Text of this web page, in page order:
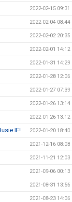
2022-02-15 09:31
2022-02-04 08:44
2022-02-02 20:35
2022-02-01 14:12
2022-01-31 14:29
2022-01-28 12:06
2022-01-27 07:39
2022-01-26 13:14
2022-01-26 13:12
IF! 2022-01-20 18:40
2021-12-16 08:08
2021-11-21 12:03
2021-09-06 00:13
2021-08-31 13:56
2021-08-23 14:06